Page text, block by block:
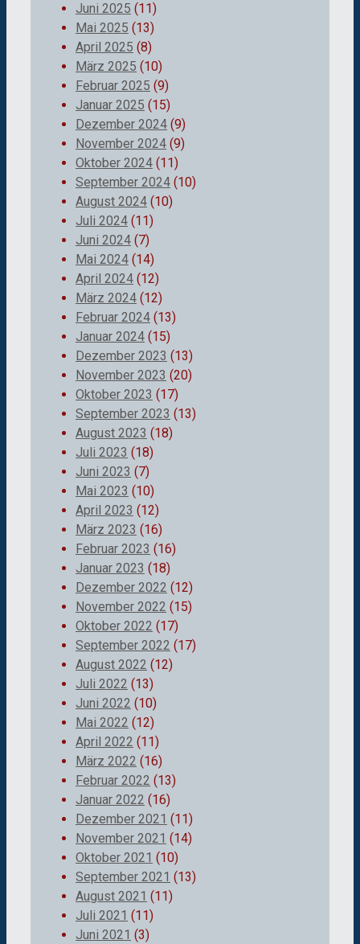
Juni 2025 (11)
Mai 2025 (13)
April 2025 (8)
März 2025 (10)
Februar 2025 (9)
Januar 2025 (15)
Dezember 2024 (9)
November 2024 (9)
Oktober 2024 (11)
September 2024 (10)
August 2024 (10)
Juli 2024 (11)
Juni 2024 (7)
Mai 2024 (14)
April 2024 (12)
März 2024 (12)
Februar 2024 (13)
Januar 2024 (15)
Dezember 2023 (13)
November 2023 (20)
Oktober 2023 (17)
September 2023 (13)
August 2023 (18)
Juli 2023 (18)
Juni 2023 (7)
Mai 2023 (10)
April 2023 (12)
März 2023 (16)
Februar 2023 (16)
Januar 2023 (18)
Dezember 2022 (12)
November 2022 (15)
Oktober 2022 (17)
September 2022 (17)
August 2022 (12)
Juli 2022 (13)
Juni 2022 (10)
Mai 2022 (12)
April 2022 (11)
März 2022 (16)
Februar 2022 (13)
Januar 2022 (16)
Dezember 2021 (11)
November 2021 (14)
Oktober 2021 (10)
September 2021 (13)
August 2021 (11)
Juli 2021 (11)
Juni 2021 (3)